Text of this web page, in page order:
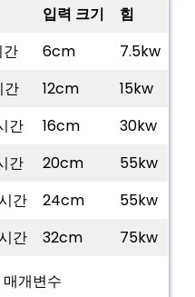
입력 크기
힘
6cm
7.5kw
12cm
15kw
간 16cm
30kw
간 20cm
55kw
간 24cm
55kw
간 32cm 75kw
개변수